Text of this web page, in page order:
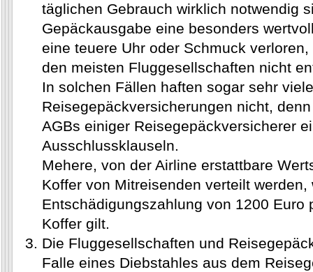
täglichen Gebrauch wirklich notwendig
Gepäckausgabe eine besonders
eine teuere Uhr oder Schmuck
den meisten Fluggesellschaften nicht
In solchen Fällen haften sogar sehr viele
Reisegepäckversicherungen nicht,
AGBs einiger Reisegepäckversicherer
Ausschlussklauseln.
Mehere, von der Airline erstattbare
Koffer von Mitreisenden verteilt
Entschädigungszahlung von 1200 Euro
Koffer gilt.
Die Fluggesellschaften und
Falle eines Diebstahles aus dem